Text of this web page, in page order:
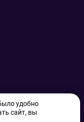
удобно
сайт, вы